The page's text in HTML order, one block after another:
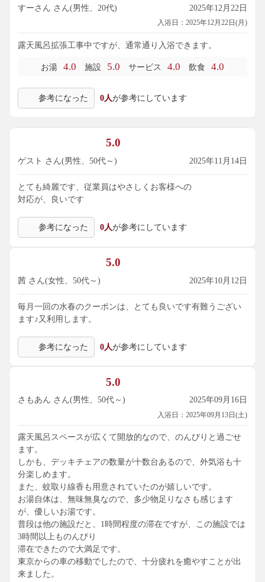
すーさん さん(男性、20代) 2025年12月22日
入浴日：2025年12月22日(月)
露天風呂拡張工事中ですが、通常通り入浴できます。
お湯 4.0 施設 5.0 サービス 4.0 飲食 4.0
参考になった 0人が参考にしています
5.0
ゲスト さん(男性、50代～) 2025年11月14日
とても綺麗です、従業員はやさしくお客様への
対応が、良いです
参考になった 0人が参考にしています
5.0
茜 さん(女性、50代～) 2025年10月12日
毎月一回の水春のクーポンは、とても良いです有難うござい
ます♪又利用します。
参考になった 0人が参考にしています
5.0
さもあん さん(男性、50代～) 2025年09月16日
入浴日：2025年09月13日(土)
露天風呂スペースが広くて開放的なので、のんびりと過ごせ
ます。
しかも、デッキチェアの数量が十数台あるので、外気浴も十
分楽しめます。
また、蚊取り線香も用意されていたのが嬉しいです。
お湯自体は、無味無臭なので、多少物足りなさも感じます
が、優しいお湯です。
普段は他の施設だと、1時間程度の滞在ですが、この施設では
3時間以上ものんびり
滞在できたので大満足です。
東京からの車の移動でしたので、十分疲れを癒やすことが出
来ました。